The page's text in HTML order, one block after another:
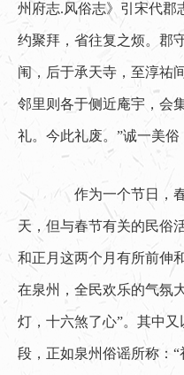
州府志.风俗志》引宋代郡
约聚拜，省往复之烦。郡
闱，后于承天寺，至淳祐
邻里则各于侧近庵宇，会
礼。今此礼废。”诚一美俗
作为一个节日，春
天，但与春节有关的民俗
和正月这两个月有所前伸
在泉州，全民欢乐的气氛
灯，十六煞了心”。其中
段，正如泉州俗谣所称：